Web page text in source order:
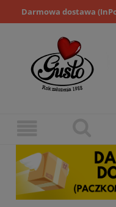
Darmowa dostawa